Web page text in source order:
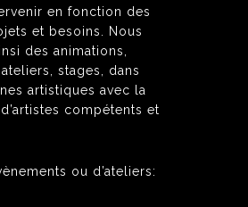
en fonction des
et besoins. Nous
des animations,
stages, dans
artistiques avec la
compétents et
ou d’ateliers: